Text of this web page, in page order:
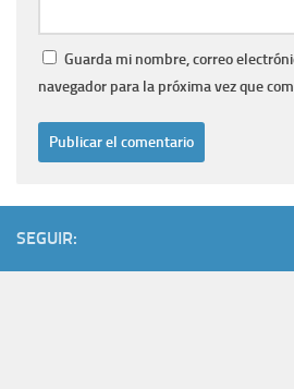
Guarda mi nombre, correo
navegador para la próxima vez que
SEGUIR: